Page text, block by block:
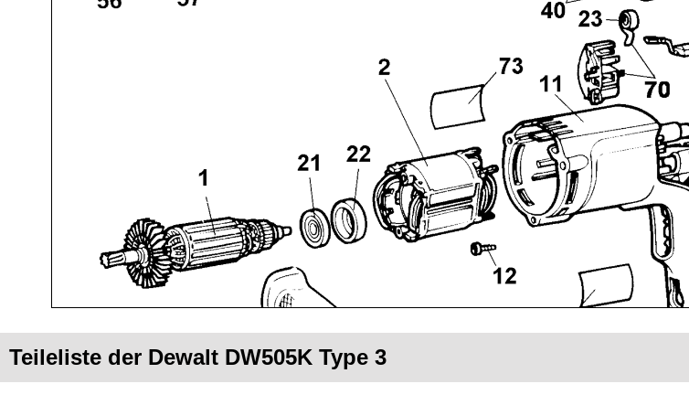
Teileliste der Dewalt DW505K Type 3